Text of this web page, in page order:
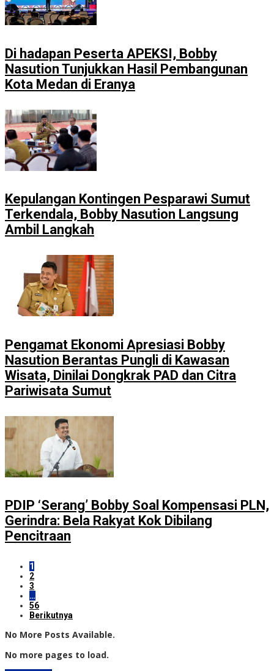
Di hadapan Peserta APEKSI, Bobby
Nasution Tunjukkan Hasil Pembangunan
Kota Medan di Eranya
Kepulangan Kontingen Pesparawi Sumut
Terkendala, Bobby Nasution Langsung
Ambil Langkah
Pengamat Ekonomi Apresiasi Bobby
Nasution Berantas Pungli di Kawasan
Wisata, Dinilai Dongkrak PAD dan Citra
Pariwisata Sumut
PDIP ‘Serang’ Bobby Soal Kompensasi PLN,
Gerindra: Bela Rakyat Kok Dibilang
Pencitraan
1
2
3
…
56
Berikutnya
No More Posts Available.
No more pages to load.